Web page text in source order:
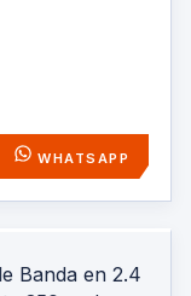
WHATSAPP